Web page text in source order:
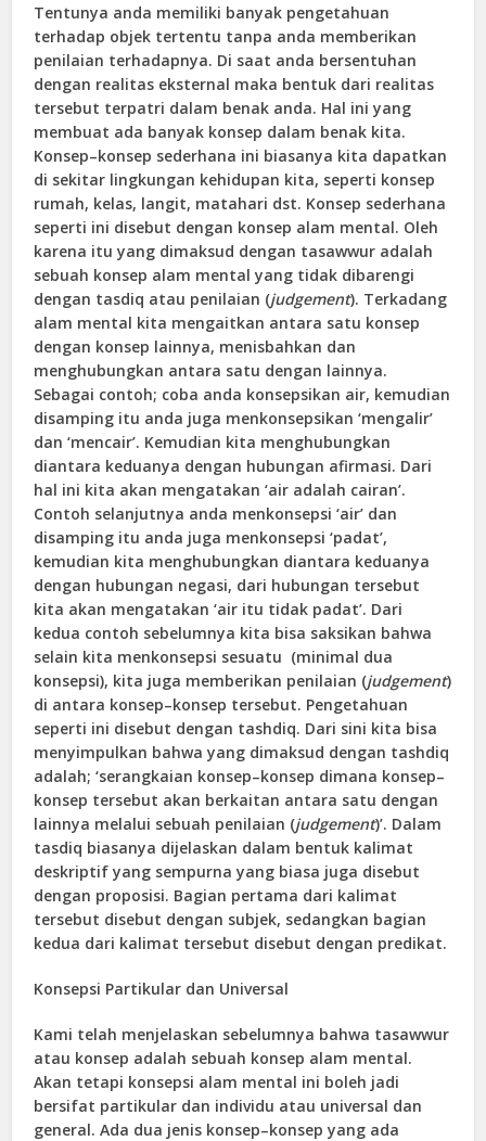
Tentunya anda memiliki banyak pengetahuan
terhadap objek tertentu tanpa anda memberikan
penilaian terhadapnya. Di saat anda bersentuhan
dengan realitas eksternal maka bentuk dari realitas
tersebut terpatri dalam benak anda. Hal ini yang
membuat ada banyak konsep dalam benak kita.
Konsep–konsep sederhana ini biasanya kita dapatkan
di sekitar lingkungan kehidupan kita, seperti konsep
rumah, kelas, langit, matahari dst. Konsep sederhana
seperti ini disebut dengan konsep alam mental. Oleh
karena itu yang dimaksud dengan tasawwur adalah
sebuah konsep alam mental yang tidak dibarengi
dengan tasdiq atau penilaian (judgement). Terkadang
alam mental kita mengaitkan antara satu konsep
dengan konsep lainnya, menisbahkan dan
menghubungkan antara satu dengan lainnya.
Sebagai contoh; coba anda konsepsikan air, kemudian
disamping itu anda juga menkonsepsikan ‘mengalir’
dan ‘mencair’. Kemudian kita menghubungkan
diantara keduanya dengan hubungan afirmasi. Dari
hal ini kita akan mengatakan ‘air adalah cairan’.
Contoh selanjutnya anda menkonsepsi ‘air’ dan
disamping itu anda juga menkonsepsi ‘padat’,
kemudian kita menghubungkan diantara keduanya
dengan hubungan negasi, dari hubungan tersebut
kita akan mengatakan ‘air itu tidak padat’. Dari
kedua contoh sebelumnya kita bisa saksikan bahwa
selain kita menkonsepsi sesuatu (minimal dua
konsepsi), kita juga memberikan penilaian (judgement)
di antara konsep–konsep tersebut. Pengetahuan
seperti ini disebut dengan tashdiq. Dari sini kita bisa
menyimpulkan bahwa yang dimaksud dengan tashdiq
adalah; ‘serangkaian konsep–konsep dimana konsep–
konsep tersebut akan berkaitan antara satu dengan
lainnya melalui sebuah penilaian (judgement)’. Dalam
tasdiq biasanya dijelaskan dalam bentuk kalimat
deskriptif yang sempurna yang biasa juga disebut
dengan proposisi. Bagian pertama dari kalimat
tersebut disebut dengan subjek, sedangkan bagian
kedua dari kalimat tersebut disebut dengan predikat.
Konsepsi Partikular dan Universal
Kami telah menjelaskan sebelumnya bahwa tasawwur
atau konsep adalah sebuah konsep alam mental.
Akan tetapi konsepsi alam mental ini boleh jadi
bersifat partikular dan individu atau universal dan
general. Ada dua jenis konsep–konsep yang ada